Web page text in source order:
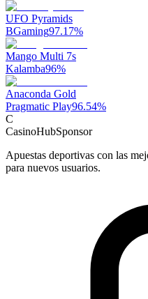
UFO Pyramids
BGaming97.17%
Mango Multi 7s
Kalamba96%
Anaconda Gold
Pragmatic Play96.54%
C
CasinoHubSponsor
Apuestas deportivas con las
para nuevos usuarios.